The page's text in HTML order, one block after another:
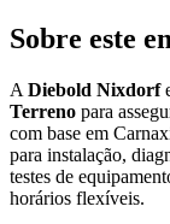
Sobre este
A Diebold Nixdorf
Terreno para
com base em
para instalação,
testes de
horários flexíveis.